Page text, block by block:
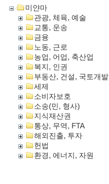
미얀마
관광, 체육, 예술
교통, 운송
금융
노동, 근로
농업, 어업, 축산업
복지, 인권
부동산, 건설, 국토개발
세제
소비자보호
소송(민, 형사)
지식재산권
통상, 무역, FTA
해외진출, 투자
헌법
환경, 에너지, 자원